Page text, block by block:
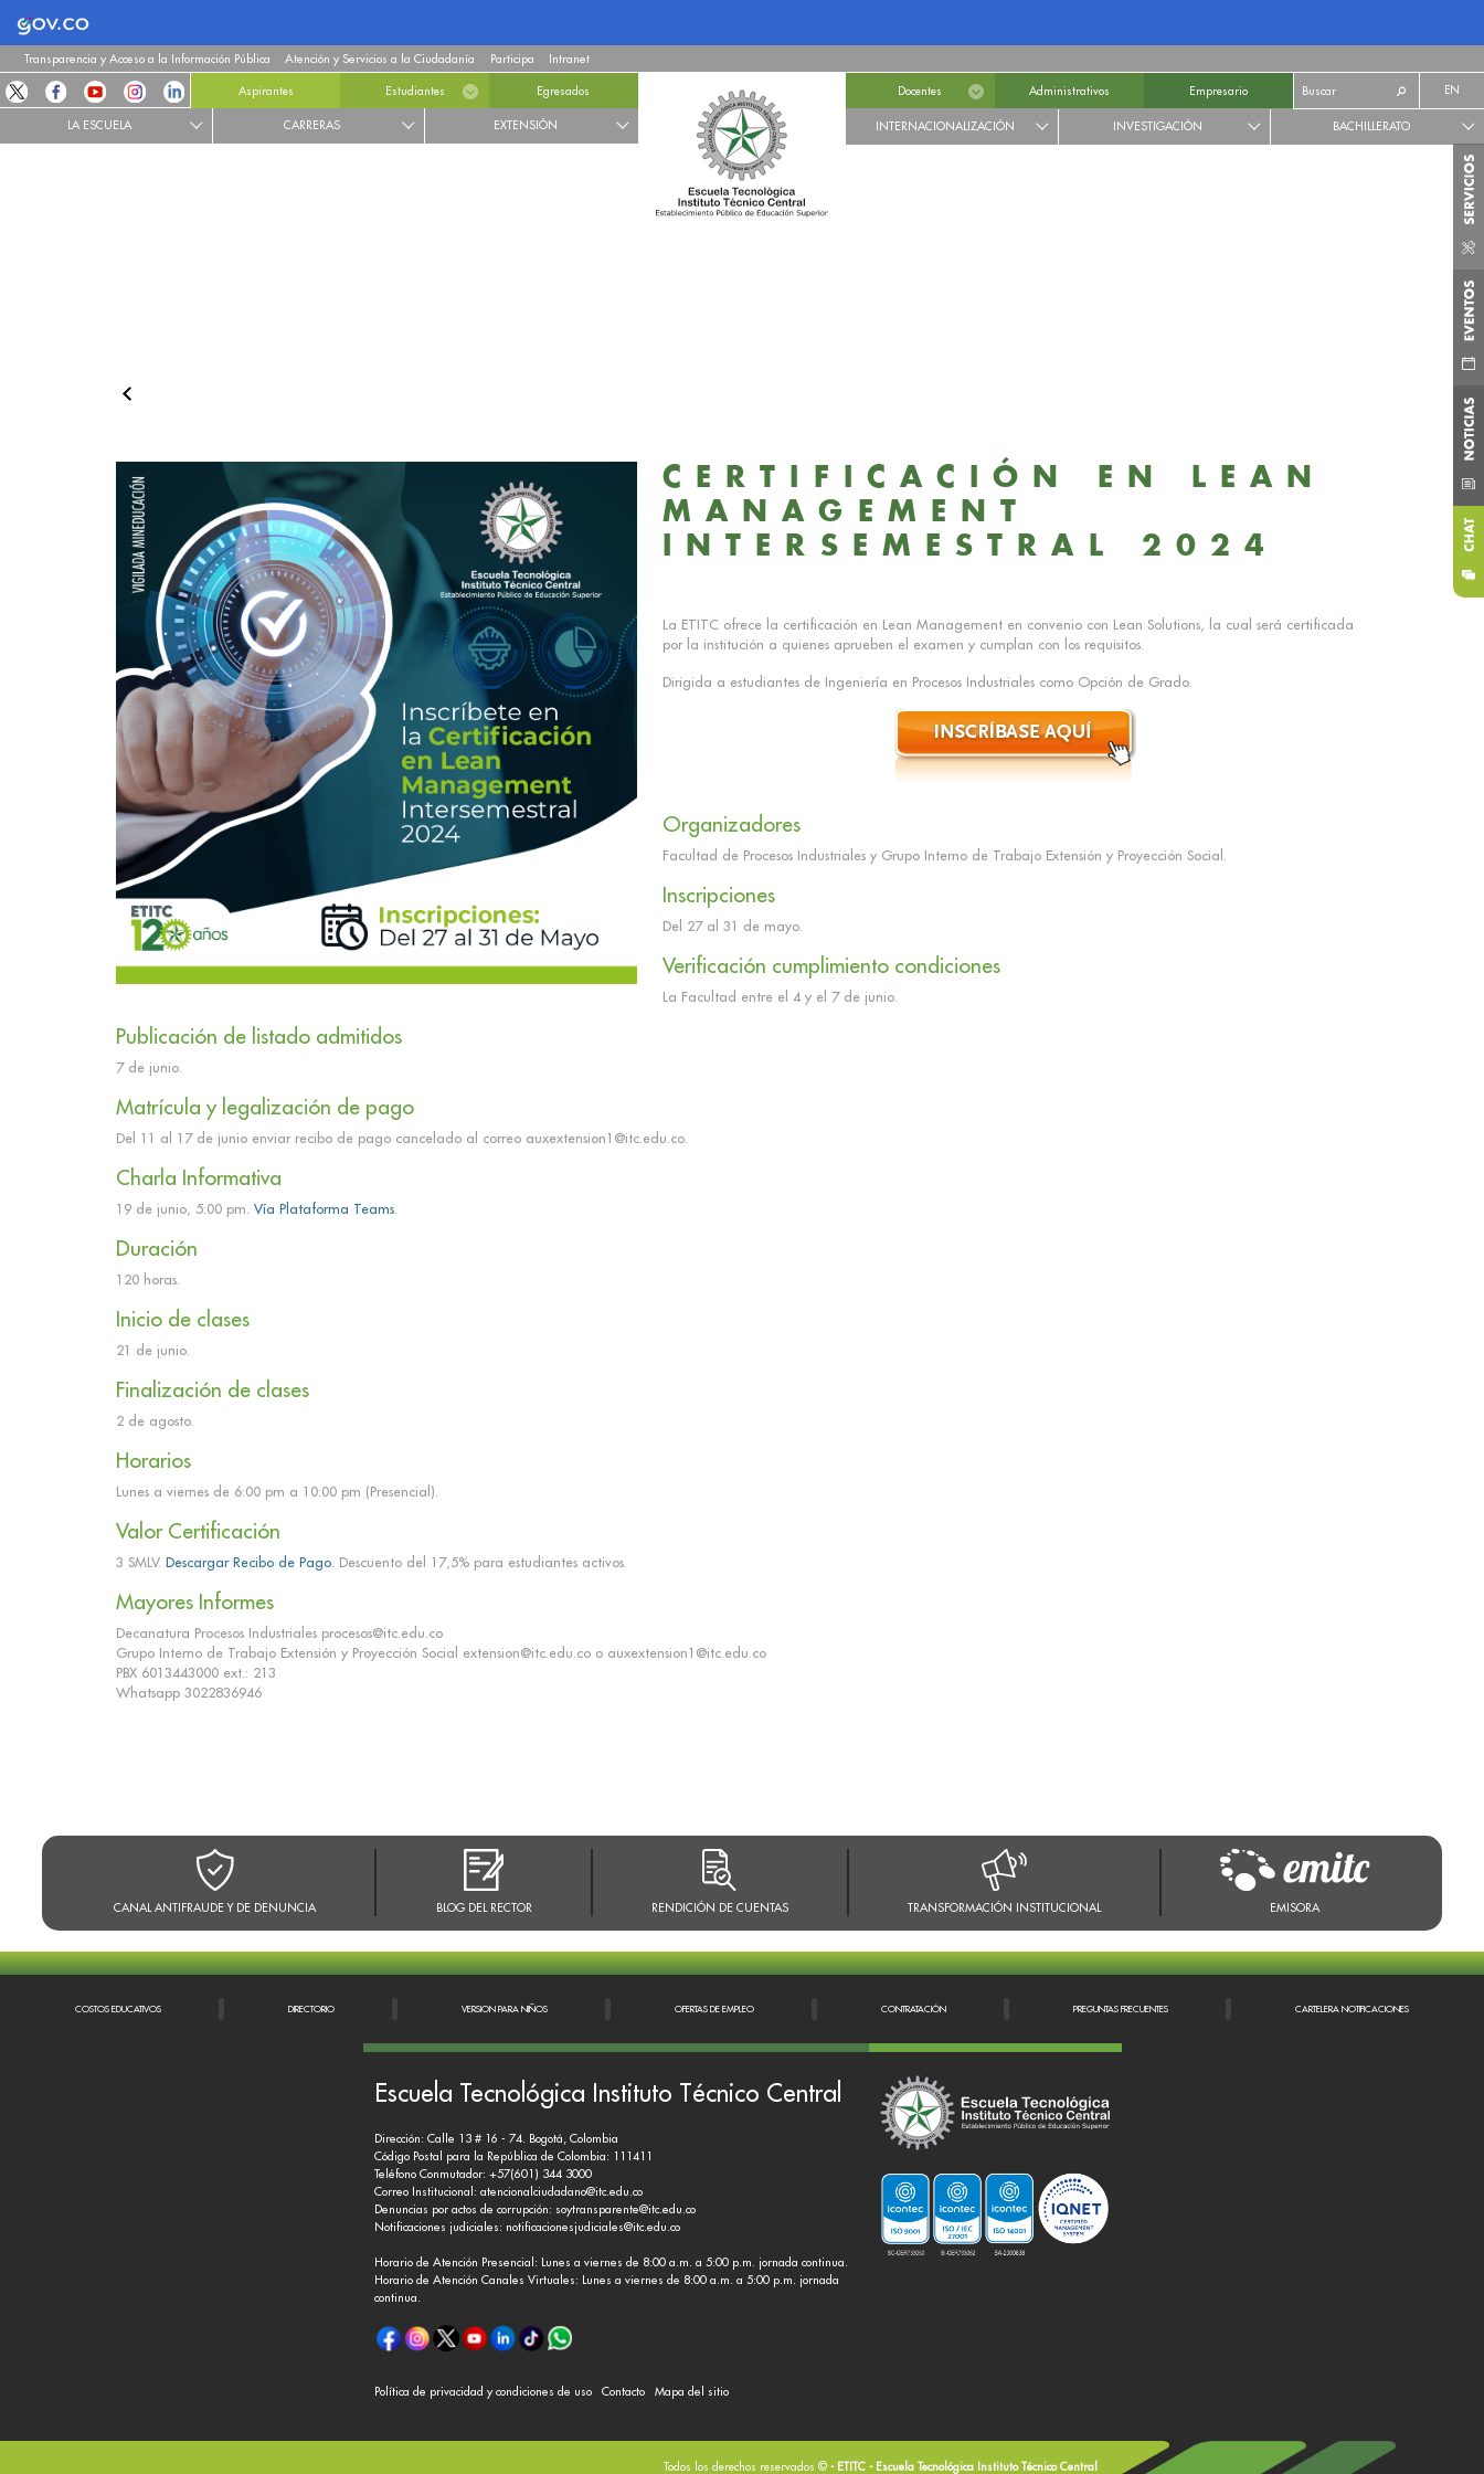
Logo Gobierno de Colombia
Transparencia y Acceso a la Información Pública Atención y Servicios a la Ciudadanía Participa Intranet
Aspirantes Estudiantes Egresados
LA ESCUELA CARRERAS EXTENSIÓN
Docentes Administrativos Empresario EN
INTERNACIONALIZACIÓN INVESTIGACIÓN BACHILLERATO
CANAL ANTIFRAUDE Y DE DENUNCIA BLOG DEL RECTOR RENDICIÓN DE CUENTAS TRANSFORMACIÓN INSTITUCIONAL EMISORA
CERTIFICACIÓN EN LEAN
MANAGEMENT
INTERSEMESTRAL 2024
La ETITC ofrece la certificación en Lean Management en convenio con Lean Solutions, la cual será certificada
por la institución a quienes aprueben el examen y cumplan con los requisitos.
Dirigida a estudiantes de Ingeniería en Procesos Industriales como Opción de Grado.
Organizadores
Facultad de Procesos Industriales y Grupo Interno de Trabajo Extensión y Proyección Social.
Inscripciones
Del 27 al 31 de mayo.
Verificación cumplimiento condiciones
La Facultad entre el 4 y el 7 de junio.
Publicación de listado admitidos
7 de junio.
Matrícula y legalización de pago
Del 11 al 17 de junio enviar recibo de pago cancelado al correo auxextension1@itc.edu.co.
Charla Informativa
19 de junio, 5:00 pm. Vía Plataforma Teams.
Duración
120 horas.
Inicio de clases
21 de junio.
Finalización de clases
2 de agosto.
Horarios
Lunes a viernes de 6:00 pm a 10:00 pm (Presencial).
Valor Certificación
3 SMLV. Descargar Recibo de Pago. Descuento del 17,5% para estudiantes activos.
Mayores Informes
Decanatura Procesos Industriales procesos@itc.edu.co
Grupo Interno de Trabajo Extensión y Proyección Social extension@itc.edu.co o auxextension1@itc.edu.co
PBX 6013443000 ext.: 213
Whatsapp 3022836946
COSTOS EDUCATIVOS DIRECTORIO VERSION PARA NIÑOS OFERTAS DE EMPLEO CONTRATACIÓN PREGUNTAS FRECUENTES CARTELERA NOTIFICACIONES
Escuela Tecnológica Instituto Técnico Central
Dirección: Calle 13 # 16 - 74. Bogotá, Colombia
Código Postal para la República de Colombia: 111411
Teléfono Conmutador: +57(601) 344 3000
Correo Institucional: atencionalciudadano@itc.edu.co
Denuncias por actos de corrupción: soytransparente@itc.edu.co
Notificaciones judiciales: notificacionesjudiciales@itc.edu.co
Horario de Atención Presencial: Lunes a viernes de 8:00 a.m. a 5:00 p.m. jornada continua.
Horario de Atención Canales Virtuales: Lunes a viernes de 8:00 a.m. a 5:00 p.m. jornada
continua.
Política de privacidad y condiciones de uso Contacto Mapa del sitio
Todos los derechos reservados © - ETITC - Escuela Tecnológica Instituto Técnico Central